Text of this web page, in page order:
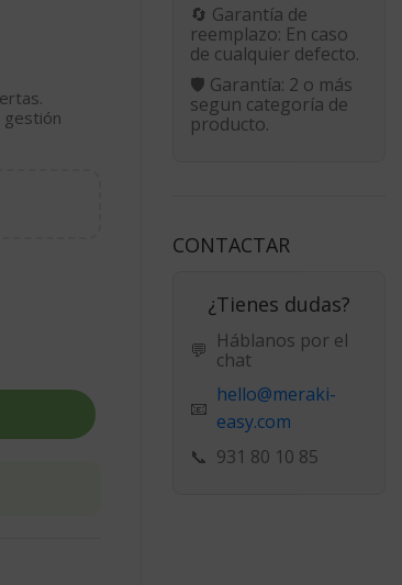
gestión
🔄 Garantía de
reemplazo: En caso
de cualquier defecto.
🛡️ Garantía: 2 o más
segun categoría de
producto.
CONTACTAR
¿Tienes dudas?
💬 Háblanos por el
chat
📧
hello@meraki-
easy.com
📞 931 80 10 85